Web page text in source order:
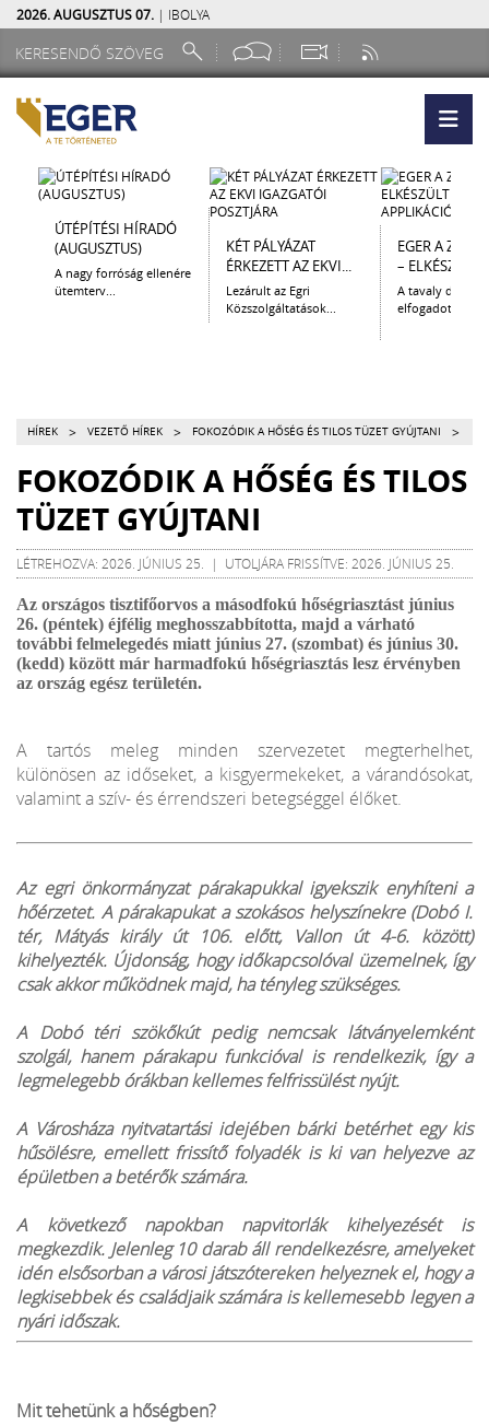
2026. AUGUSZTUS 07. | IBOLYA
ÚTÉPÍTÉSI HÍRADÓ
(AUGUSZTUS)
A nagy forróság ellenére
ütemterv...
KÉT PÁLYÁZAT
ÉRKEZETT AZ EKVI...
Lezárult az Egri
Közszolgáltatások...
EGER A
– ELKÉSZÜLT
A tavaly
elfogadott
HÍREK > VEZETŐ HÍREK > FOKOZÓDIK A HŐSÉG ÉS TILOS TÜZET GYÚJTANI >
FOKOZÓDIK A HŐSÉG ÉS TILOS
TÜZET GYÚJTANI
LÉTREHOZVA: 2026. JÚNIUS 25. | UTOLJÁRA FRISSÍTVE: 2026. JÚNIUS 25.
Az országos tisztifőorvos a másodfokú hőségriasztást június
26. (péntek) éjfélig meghosszabbította, majd a várható
további felmelegedés miatt június 27. (szombat) és június 30.
(kedd) között már harmadfokú hőségriasztás lesz érvényben
az ország egész területén.
A tartós meleg minden szervezetet megterhelhet,
különösen az időseket, a kisgyermekeket, a várandósokat,
valamint a szív- és érrendszeri betegséggel élőket.
Az egri önkormányzat párakapukkal igyekszik enyhíteni a
hőérzetet. A párakapukat a szokásos helyszínekre (Dobó I.
tér, Mátyás király út 106. előtt, Vallon út 4-6. között)
kihelyezték. Újdonság, hogy időkapcsolóval üzemelnek, így
csak akkor működnek majd, ha tényleg szükséges.
A Dobó téri szökőkút pedig nemcsak látványelemként
szolgál, hanem párakapu funkcióval is rendelkezik, így a
legmelegebb órákban kellemes felfrissülést nyújt.
A Városháza nyitvatartási idejében bárki betérhet egy kis
hűsölésre, emellett frissítő folyadék is ki van helyezve az
épületben a betérők számára.
A következő napokban napvitorlák kihelyezését is
megkezdik. Jelenleg 10 darab áll rendelkezésre, amelyeket
idén elsősorban a városi játszótereken helyeznek el, hogy a
legkisebbek és családjaik számára is kellemesebb legyen a
nyári időszak.
Mit tehetünk a hőségben?